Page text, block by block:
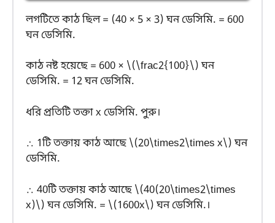
লগটিতে কাঠ ছিল = (40 × 5 × 3) ঘন ডেসিমি. = 600
ঘন ডেসিমি.
কাঠ নষ্ট হয়েছে = 600 × \(\frac2{100}\) ঘন
ডেসিমি. = 12 ঘন ডেসিমি.
ধরি প্রতিটি তক্তা x ডেসিমি. পুরু।
∴ 1টি তক্তায় কাঠ আছে \(20\times2\times x\) ঘন
ডেসিমি.
∴ 40টি তক্তায় কাঠ আছে \(40(20\times2\times
x)\) ঘন ডেসিমি. = \(1600x\) ঘন ডেসিমি.।